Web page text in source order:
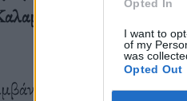
Opted In
I want to
of my
was
Opted Out
παραστάσεις χορού